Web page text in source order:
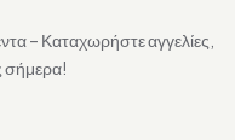
– Καταχωρήστε αγγελίες,
σήμερα!